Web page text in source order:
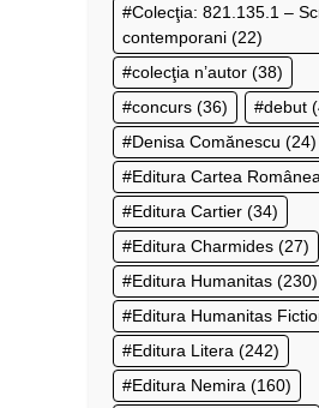
Colecţia: 821.135.1 –
contemporani (22)
colecţia n’autor (38)
concurs (36) debut
Denisa Comănescu (24)
Editura Cartea
Editura Cartier (34)
Editura Charmides (27)
Editura Humanitas (230)
Editura Humanitas
Editura Litera (242)
Editura Nemira (160)